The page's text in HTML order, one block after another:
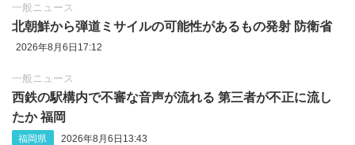
一般ニュース
北朝鮮から弾道ミサイルの可能性があるもの発射 防衛省
2026年8月6日17:12
一般ニュース
西鉄の駅構内で不審な音声が流れる 第三者が不正に流し
たか 福岡
福岡県 2026年8月6日13:43